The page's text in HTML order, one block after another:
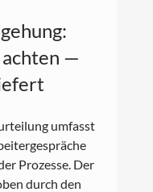
—
umfasst
Prozesse. Der
durch den